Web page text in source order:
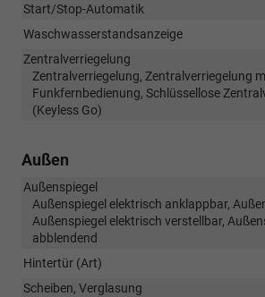
Start/Stop-Automatik
Waschwasserstandsanzeige
Zentralverriegelung
Zentralverriegelung, Zentralverriegelung
Funkfernbedienung, Schlüssellose
(Keyless Go)
Außen
Außenspiegel
Außenspiegel elektrisch anklappbar,
Außenspiegel elektrisch verstellbar,
abblendend
Hintertür (Art)
Scheiben, Verglasung